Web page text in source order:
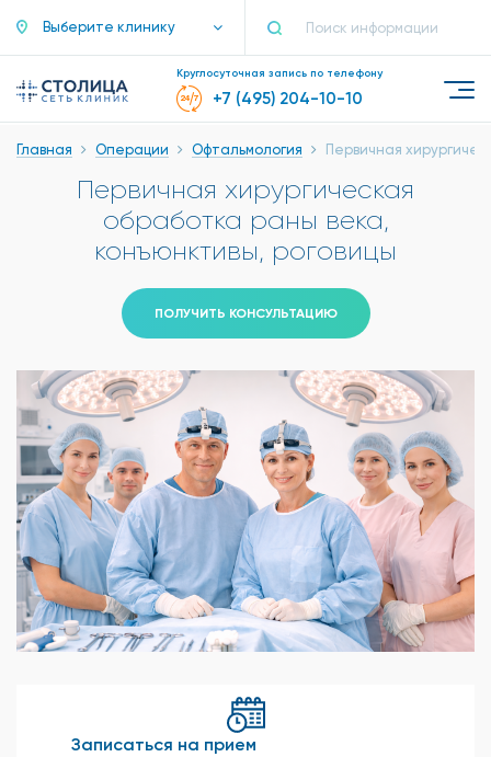
Выберите клинику
Круглосуточная запись по телефону
+7 (495) 204-10-10
Главная Операции Офтальмология Первичная
Первичная хирургическая
обработка раны века,
конъюнктивы, роговицы
ПОЛУЧИТЬ КОНСУЛЬТАЦИЮ
Записаться на прием